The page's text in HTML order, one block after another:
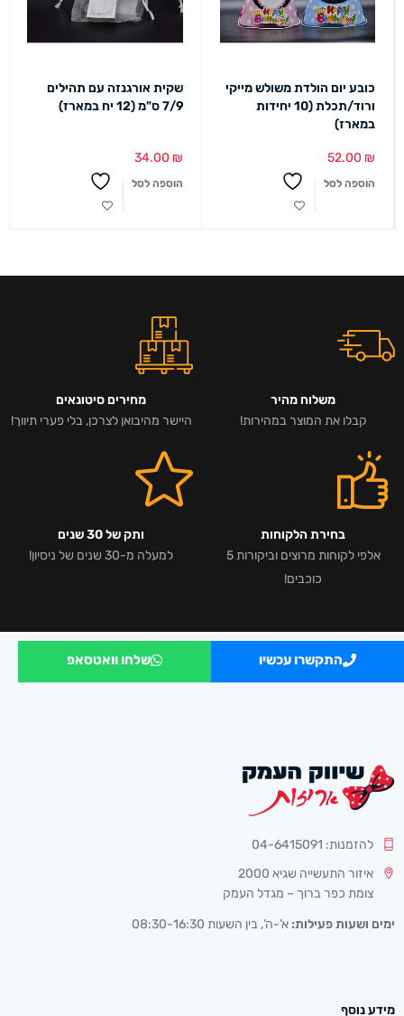
כובע יום הולדת משולש מייקי
ורוד/תכלת (10 יחידות
במארז)
52.00 ₪
הוספה לסל
שקית אורגנזה עם תהילים
7/9 ס"מ (12 יח במארז)
34.00 ₪
הוספה לסל
משלוח מהיר
קבלו את המוצר במהירות!
מחירים סיטונאים
היישר מהיבואן לצרכן, בלי פערי תיווך!
בחירת הלקוחות
אלפי לקוחות מרוצים וביקורות 5
כוכבים!
ותק של 30 שנים
למעלה מ-30 שנים של ניסיון!
התקשרו עכשיו שלחו וואטסאפ
להזמנות: 04-6415091
איזור התעשייה שגיא 2000
צומת כפר ברוך – מגדל העמק
ימים ושעות פעילות: א’-ה’, בין השעות 08:30-16:30
מידע נוסף